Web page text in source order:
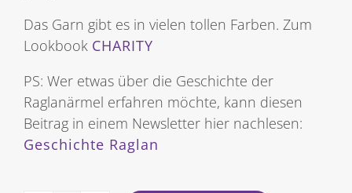
Das Garn gibt es in vielen tollen Farben. Zum
Lookbook CHARITY
PS: Wer etwas über die Geschichte der
Raglanärmel erfahren möchte, kann diesen
Beitrag in einem Newsletter hier nachlesen:
Geschichte Raglan